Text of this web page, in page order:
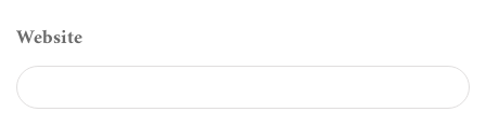
Website